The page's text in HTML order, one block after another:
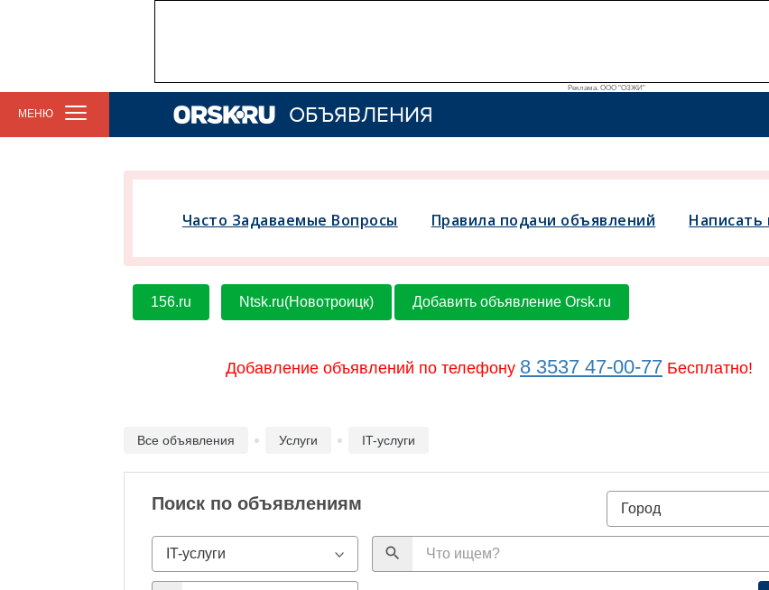
Реклама. ООО "ОЗЖИ"
МЕНЮ ОБЪЯВЛЕНИЯ
Часто Задаваемые Вопросы Правила подачи объявлений Написать
156.ru Ntsk.ru(Новотроицк) Добавить объявление Orsk.ru
Добавление объявлений по телефону 8 3537 47-00-77 Бесплатно!
Все объявления Услуги IT-услуги
Поиск по объявлениям
search